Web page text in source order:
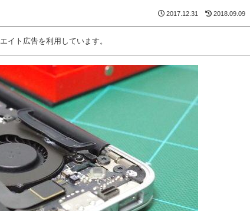
2017.12.31 2018.09.09
イト広告を利用しています。